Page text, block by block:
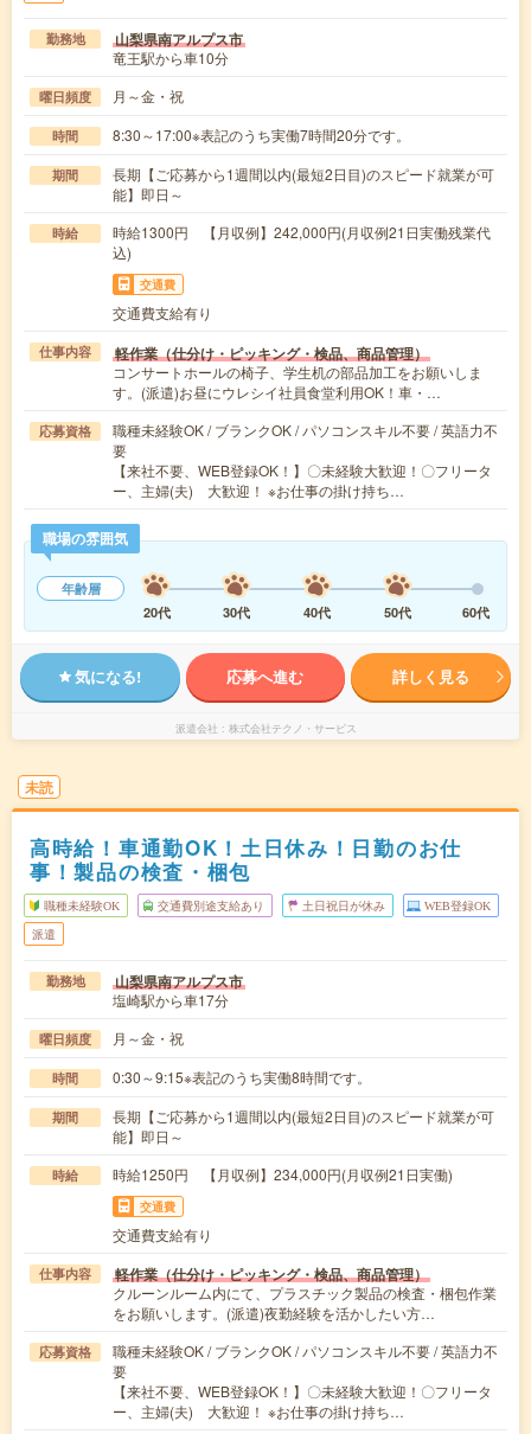
勤務地 山梨県南アルプス市
竜王駅から車10分
曜日頻度 月～金・祝
時間 8:30～17:00※表記のうち実働7時間20分です。
期間
長期【ご応募から1週間以内(最短2日目)のスピード就業が可
能】即日～
時給
時給1300円 【月収例】242,000円(月収例21日実働残業代
込)
交通費
交通費支給有り
仕事内容 軽作業（仕分け・ピッキング・検品、商品管理）
コンサートホールの椅子、学生机の部品加工をお願いしま
す。(派遣)お昼にウレシイ社員食堂利用OK！車・…
応募資格
職種未経験OK / ブランクOK / パソコンスキル不要 / 英語力不
要
【来社不要、WEB登録OK！】〇未経験大歓迎！〇フリータ
ー、主婦(夫) 大歓迎！ ※お仕事の掛け持ち…
職場の雰囲気
年齢層
20代
30代 40代 50代 60代
気になる! 応募へ進む 詳しく見る
派遣会社 株式会社テクノ・サービス
未読
高時給！車通勤OK！土日休み！日勤のお仕
事！製品の検査・梱包
職種未経験OK 交通費別途支給あり 土日祝日が休み WEB登録OK
派遣
勤務地 山梨県南アルプス市
塩崎駅から車17分
曜日頻度 月～金・祝
時間 0:30～9:15※表記のうち実働8時間です。
期間
長期【ご応募から1週間以内(最短2日目)のスピード就業が可
能】即日～
時給 時給1250円 【月収例】234,000円(月収例21日実働)
交通費
交通費支給有り
仕事内容 軽作業（仕分け・ピッキング・検品、商品管理）
クルーンルーム内にて、プラスチック製品の検査・梱包作業
をお願いします。(派遣)夜勤経験を活かしたい方…
応募資格
職種未経験OK / ブランクOK / パソコンスキル不要 / 英語力不
要
【来社不要、WEB登録OK！】〇未経験大歓迎！〇フリータ
ー、主婦(夫) 大歓迎！ ※お仕事の掛け持ち…